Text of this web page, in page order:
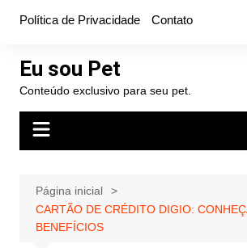
conteúdo
Política de Privacidade Contato
Eu sou Pet
Conteúdo exclusivo para seu pet.
Página inicial
CARTÃO DE CRÉDITO DIGIO:
BENEFÍCIOS